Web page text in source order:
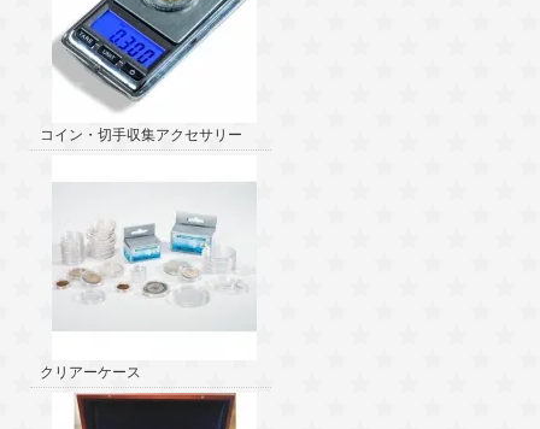
コイン・切手収集アクセサリー
クリアーケース